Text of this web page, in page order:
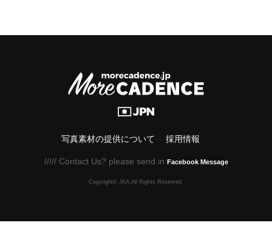
写真素材の提供について 採用情報
///// Contact Us? please send in Facebook Message
Copyright© JKA.All Rights Reserved.